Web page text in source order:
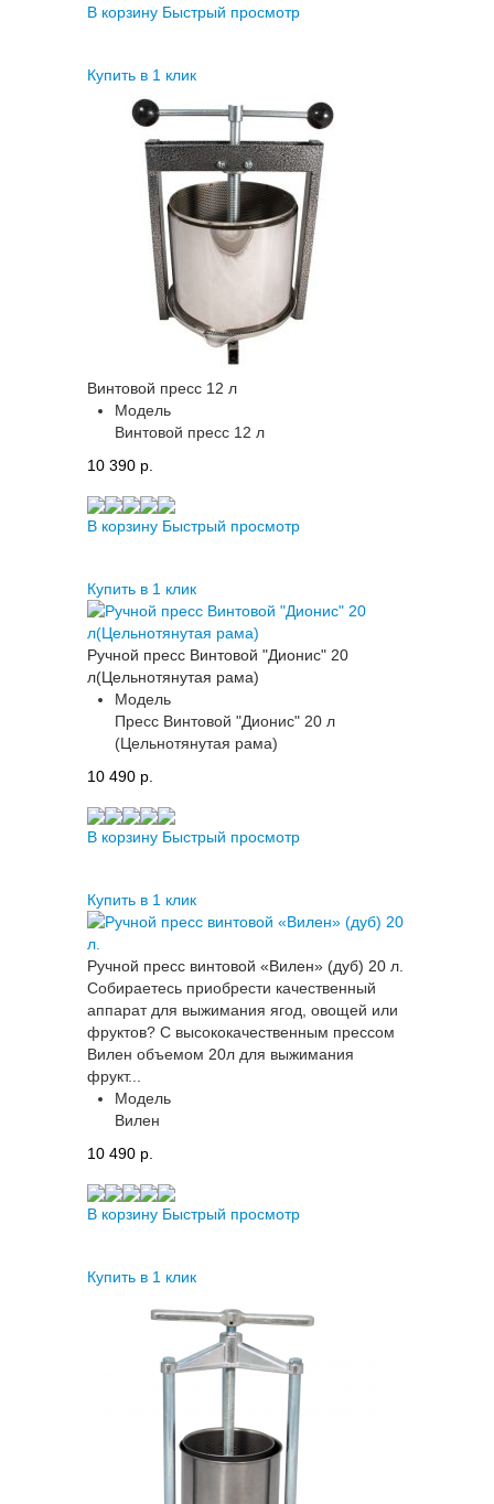
В корзину Быстрый просмотр
Купить в 1 клик
Винтовой пресс 12 л
Модель
Винтовой пресс 12 л
10 390 p.
В корзину Быстрый просмотр
Купить в 1 клик
Ручной пресс Винтовой "Дионис" 20
л(Цельнотянутая рама)
Модель
Пресс Винтовой "Дионис" 20 л
(Цельнотянутая рама)
10 490 p.
В корзину Быстрый просмотр
Купить в 1 клик
Ручной пресс винтовой «Вилен» (дуб) 20 л.
Собираетесь приобрести качественный
аппарат для выжимания ягод, овощей или
фруктов? С высококачественным прессом
Вилен объемом 20л для выжимания
фрукт...
Модель
Вилен
10 490 p.
В корзину Быстрый просмотр
Купить в 1 клик